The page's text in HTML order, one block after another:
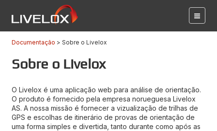
Documentação Sobre o Livelox
Sobre o Livelox
O Livelox é uma aplicação web para análise de orientação.
O produto é fornecido pela empresa norueguesa Livelox
AS. A nossa missão é fornecer a vizualização de trilhas de
GPS e escolhas de itinerário de provas de orientação de
uma forma simples e divertida, tanto durante como após as